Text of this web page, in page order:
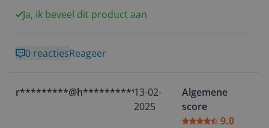
Ja, ik beveel dit product aan
0 reactiesReageer
r*********@h**********13-02-
2025
Algemene
score
9.0